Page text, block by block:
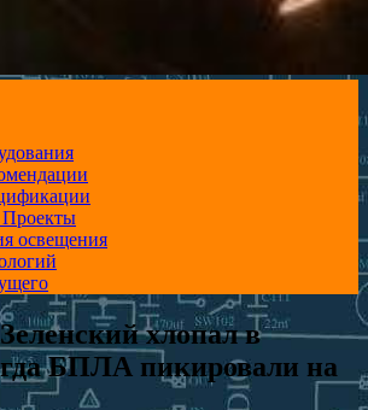
освещения
хлопал в
БПЛА пикировали на